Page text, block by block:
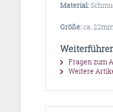
Material:
Größe:ca.
Fragen zum
Weitere